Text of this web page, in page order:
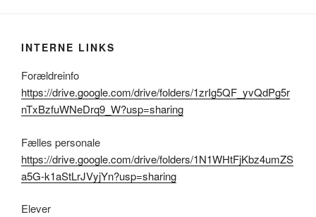
INTERNE LINKS
Forældreinfo
https://drive.google.com/drive/folders/1zrIg5QF_yvQdPg5r
nTxBzfuWNeDrq9_W?usp=sharing
Fælles personale
https://drive.google.com/drive/folders/1N1WHtFjKbz4umZS
a5G-k1aStLrJVyjYn?usp=sharing
Elever